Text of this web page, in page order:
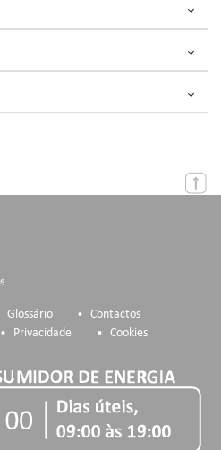
Glossário
Contactos
Privacidade Cookies